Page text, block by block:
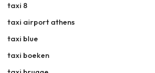
taxi 8
taxi airport athens
taxi blue
taxi boeken